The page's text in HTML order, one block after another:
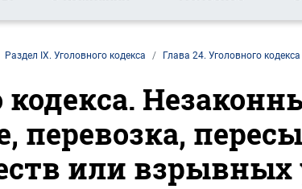
Раздел IX. Уголовного кодекса Глава 24. Уголовного кодекса
кодекса.
перевозка,
или взрывных